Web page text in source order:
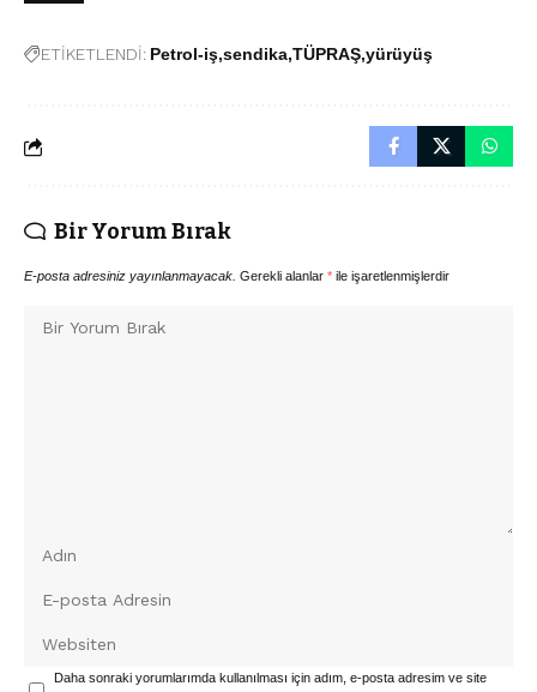
ETİKETLENDİ: Petrol-iş sendika TÜPRAŞ yürüyüş
Bir Yorum Bırak
E-posta adresiniz yayınlanmayacak. Gerekli alanlar * ile işaretlenmişlerdir
Daha sonraki yorumlarımda kullanılması için adım, e-posta adresim ve site